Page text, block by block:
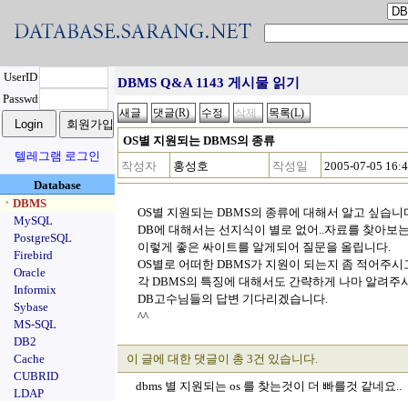
UserID
Passwd
텔레그램 로그인
Database
ㆍDBMS
MySQL
PostgreSQL
Firebird
Oracle
Informix
Sybase
MS-SQL
DB2
Cache
CUBRID
LDAP
DBMS Q&A 1143 게시물 읽기
OS별 지원되는 DBMS의 종류
작성자
홍성호 작성일 2005-07-05
OS별 지원되는 DBMS의 종류에 대해서 알고 싶습니
DB에 대해서는 선지식이 별로 없어..자료를 찾아보
이렇게 좋은 싸이트를 알게되어 질문을 올립니다.
OS별로 어떠한 DBMS가 지원이 되는지 좀 적어주시
각 DBMS의 특징에 대해서도 간략하게 나마 알려주
DB고수님들의 답변 기다리겠습니다.
^^
이 글에 대한 댓글이 총 3건 있습니다.
dbms 별 지원되는 os 를 찾는것이 더 빠를것 같네요..